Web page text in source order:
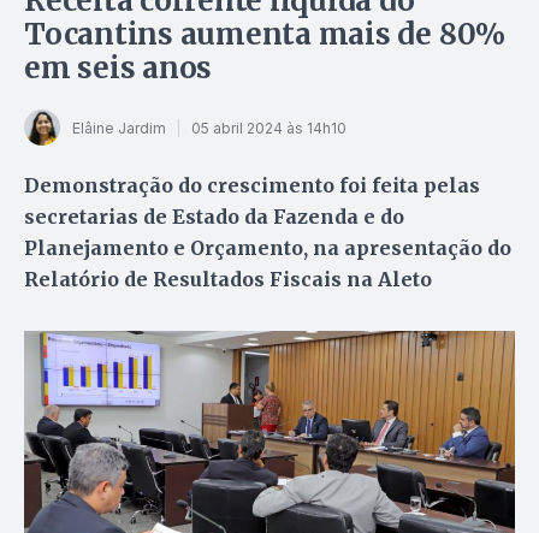
Tocantins aumenta mais de 80%
em seis anos
Elâine Jardim 05 abril 2024 às 14h10
Demonstração do crescimento foi feita pelas
secretarias de Estado da Fazenda e do
Planejamento e Orçamento, na apresentação do
Relatório de Resultados Fiscais na Aleto